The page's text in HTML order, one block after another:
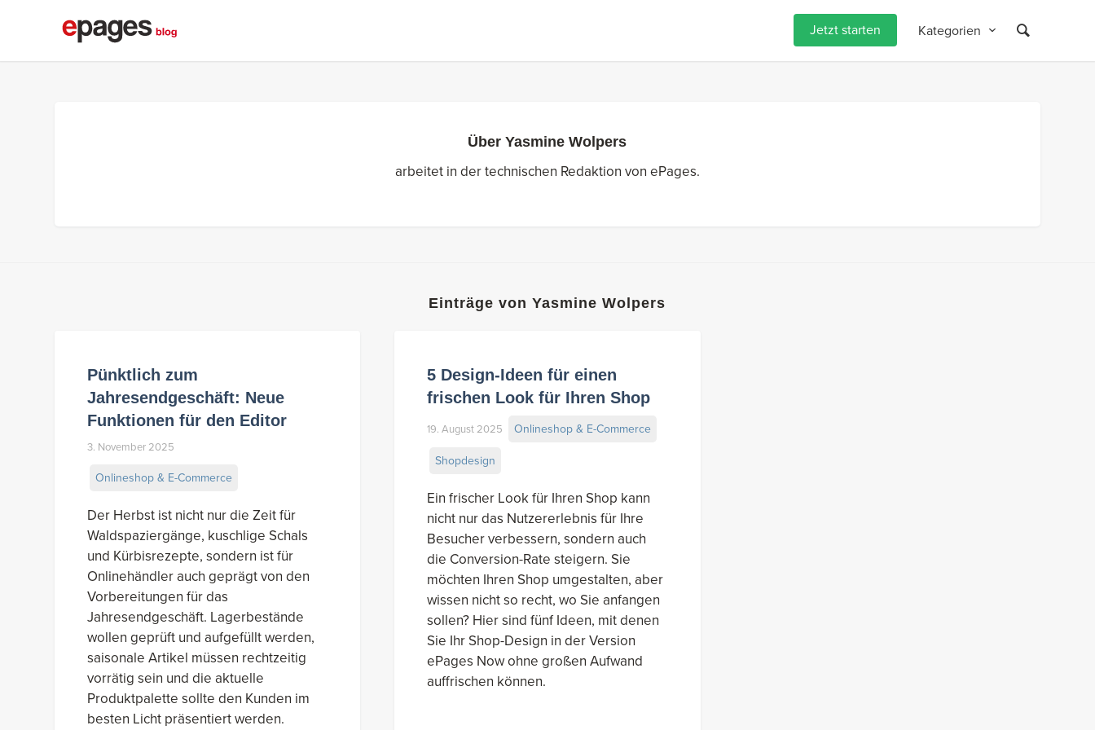
Jetzt starten Kategorien
ÜberYasmine Wolpers
arbeitet in der technischen Redaktion von ePages.
Einträge von Yasmine Wolpers
Pünktlich zum
Jahresendgeschäft: Neue
Funktionen für den Editor
3. November 2025
Onlineshop & E-Commerce
Der Herbst ist nicht nur die Zeit für
Waldspaziergänge, kuschlige Schals
und Kürbisrezepte, sondern ist für
Onlinehändler auch geprägt von den
Vorbereitungen für das
Jahresendgeschäft. Lagerbestände
wollen geprüft und aufgefüllt werden,
saisonale Artikel müssen rechtzeitig
vorrätig sein und die aktuelle
Produktpalette sollte den Kunden im
besten Licht präsentiert werden.
5 Design-Ideen für einen
frischen Look für Ihren Shop
19. August 2025 Onlineshop & E-Commerce
Shopdesign
Ein frischer Look für Ihren Shop kann
nicht nur das Nutzererlebnis für Ihre
Besucher verbessern, sondern auch
die Conversion-Rate steigern. Sie
möchten Ihren Shop umgestalten, aber
wissen nicht so recht, wo Sie anfangen
sollen? Hier sind fünf Ideen, mit denen
Sie Ihr Shop-Design in der Version
ePages Now ohne großen Aufwand
auffrischen können.